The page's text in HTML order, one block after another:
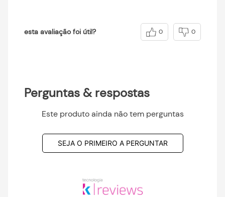
esta avaliação foi útil? 0 0
Perguntas & respostas
Este produto ainda não tem perguntas
SEJA O PRIMEIRO A PERGUNTAR